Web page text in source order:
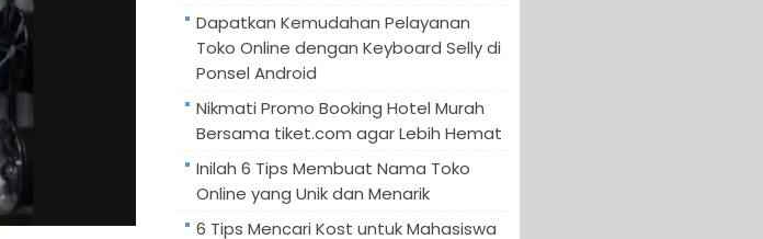
Dapatkan Kemudahan Pelayanan
Toko Online dengan Keyboard Selly di
Ponsel Android
Nikmati Promo Booking Hotel Murah
Bersama tiket.com agar Lebih Hemat
Inilah 6 Tips Membuat Nama Toko
Online yang Unik dan Menarik
6 Tips Mencari Kost untuk Mahasiswa